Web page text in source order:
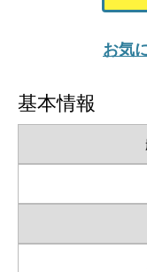
お気
基本情報